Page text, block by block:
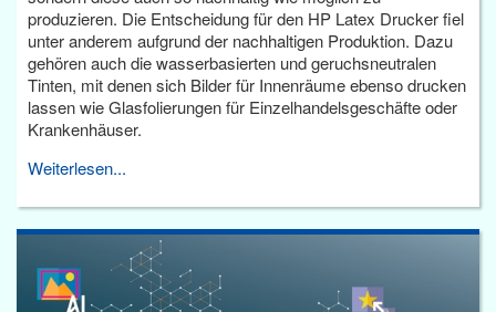
produzieren. Die Entscheidung für den HP Latex Drucker fiel
unter anderem aufgrund der nachhaltigen Produktion. Dazu
gehören auch die wasserbasierten und geruchsneutralen
Tinten, mit denen sich Bilder für Innenräume ebenso drucken
lassen wie Glasfolierungen für Einzelhandelsgeschäfte oder
Krankenhäuser.
Weiterlesen...